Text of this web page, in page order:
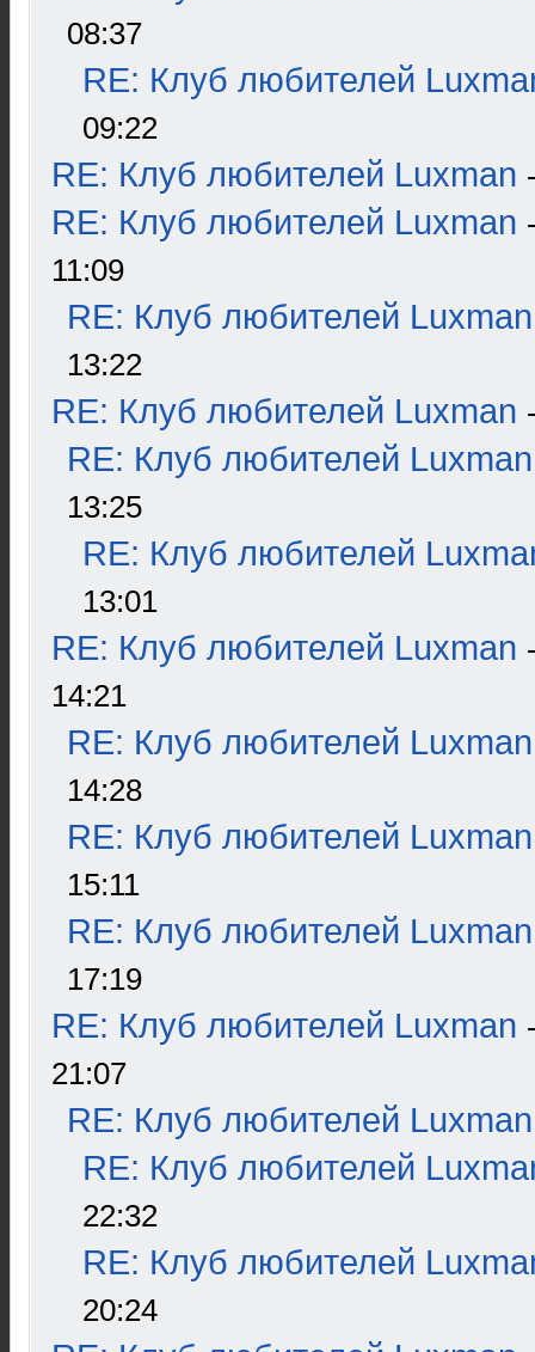
08:37
RE: Клуб любителей
09:22
RE: Клуб любителей Luxman
RE: Клуб любителей Luxman
11:09
RE: Клуб любителей Luxman
13:22
RE: Клуб любителей Luxman
RE: Клуб любителей Luxman
13:25
RE: Клуб любителей
13:01
RE: Клуб любителей Luxman
14:21
RE: Клуб любителей Luxman
14:28
RE: Клуб любителей Luxman
15:11
RE: Клуб любителей Luxman
17:19
RE: Клуб любителей Luxman
21:07
RE: Клуб любителей Luxman
RE: Клуб любителей
22:32
RE: Клуб любителей
20:24